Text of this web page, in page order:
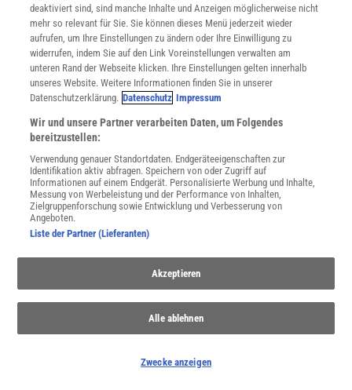
Spektrum.de-Newsletter abonnieren
JETZT ANMELDEN!
Sie können unsere Newsletter jederzeit wieder abbestellen. Infos zu unserem Umgang
SERVICES
Newsletter
Kontakt
Spektrum Shop
Im Handel kaufen
Presse
Widerruf
Mediadaten
deaktiviert sind, sind manche Inhalte und Anzeigen möglicherweise nicht
mehr so relevant für Sie. Sie können dieses Menü jederzeit wieder
aufrufen, um Ihre Einstellungen zu ändern oder Ihre Einwilligung zu
widerrufen, indem Sie auf den Link Voreinstellungen verwalten am
unteren Rand der Webseite klicken. Ihre Einstellungen gelten innerhalb
unseres Website. Weitere Informationen finden Sie in unserer
Datenschutzerklärung. Datenschutz Impressum
Wir und unsere Partner verarbeiten Daten, um Folgendes
bereitzustellen:
Verwendung genauer Standortdaten. Endgeräteeigenschaften zur
Identifikation aktiv abfragen. Speichern von oder Zugriff auf
Informationen auf einem Endgerät. Personalisierte Werbung und Inhalte,
Messung von Werbeleistung und der Performance von Inhalten,
Zielgruppenforschung sowie Entwicklung und Verbesserung von
Angeboten.
Liste der Partner (Lieferanten)
Akzeptieren
Alle ablehnen
Zwecke anzeigen